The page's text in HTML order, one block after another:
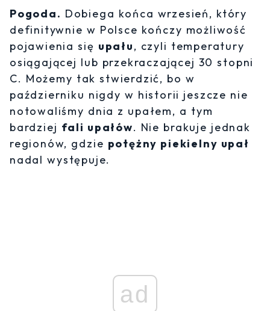
Pogoda. Dobiega końca wrzesień, który
definitywnie w Polsce kończy możliwość
pojawienia się upału, czyli temperatury
osiągającej lub przekraczającej 30 stopni
C. Możemy tak stwierdzić, bo w
październiku nigdy w historii jeszcze nie
notowaliśmy dnia z upałem, a tym
bardziej fali upałów. Nie brakuje jednak
regionów, gdzie potężny piekielny upał
nadal występuje.
ad